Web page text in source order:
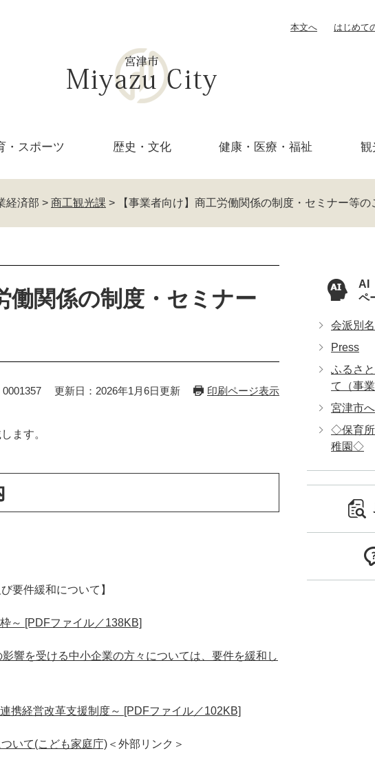
本文へ はじめて
・ スポーツ 歴史・文化 健康・医療・ 福祉 観
経済部 > 商工観光課 > 【事業者向け】商工労働関係の制度・セミナー等の
働関係の制度・セミナー
更新日：2026年1月6日更新 印刷ページ表示
ます。
要件緩和​について】
～ [PDFファイル／138KB]
響を受ける中小企業の方々については、要件を緩和し
携経営改革支援制度～ [PDFファイル／102KB]
いて(こども家庭庁) ＜外部リンク＞
AI
ペ
会派別
Press
ふるさ
て（事
宮津市
◇保育所
稚園◇